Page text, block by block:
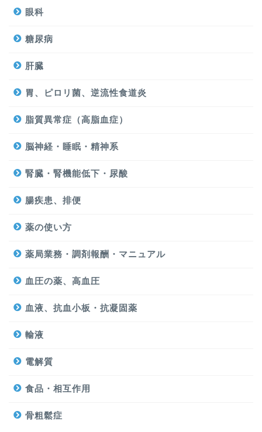
眼科
糖尿病
肝臓
胃、ピロリ菌、逆流性食道炎
脂質異常症（高脂血症）
脳神経・睡眠・精神系
腎臓・腎機能低下・尿酸
腸疾患、排便
薬の使い方
薬局業務・調剤報酬・マニュアル
血圧の薬、高血圧
血液、抗血小板・抗凝固薬
輸液
電解質
食品・相互作用
骨粗鬆症